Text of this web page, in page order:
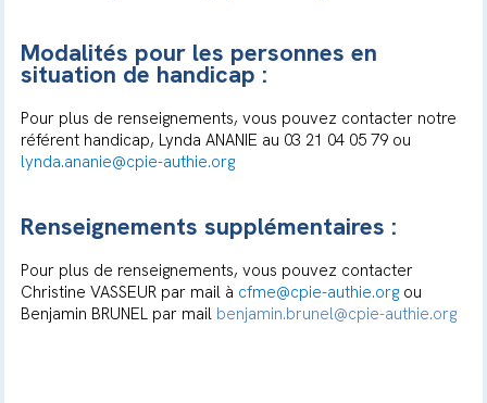
Modalités pour les personnes en
situation de handicap :
Pour plus de renseignements, vous pouvez contacter notre
référent handicap, Lynda ANANIE au 03 21 04 05 79 ou
lynda.ananie@cpie-authie.org
Renseignements supplémentaires :
Pour plus de renseignements, vous pouvez contacter
Christine VASSEUR par mail à cfme@cpie-authie.orgou
Benjamin BRUNEL par mail benjamin.brunel@cpie-authie.org